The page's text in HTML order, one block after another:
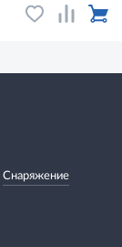
Снаряжение